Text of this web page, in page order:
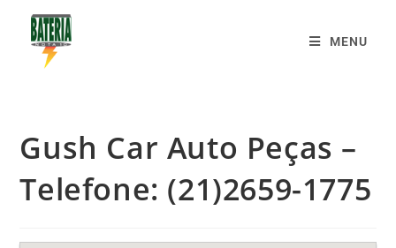
MENU
Gush Car Auto Peças –
Telefone: (21)2659-1775